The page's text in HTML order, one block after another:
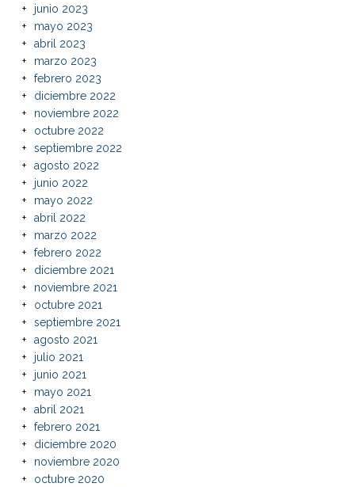
junio 2023
mayo 2023
abril 2023
marzo 2023
febrero 2023
diciembre 2022
noviembre 2022
octubre 2022
septiembre 2022
agosto 2022
junio 2022
mayo 2022
abril 2022
marzo 2022
febrero 2022
diciembre 2021
noviembre 2021
octubre 2021
septiembre 2021
agosto 2021
julio 2021
junio 2021
mayo 2021
abril 2021
febrero 2021
diciembre 2020
noviembre 2020
octubre 2020